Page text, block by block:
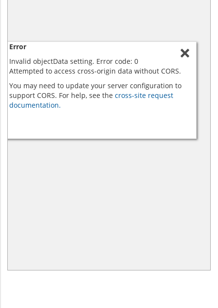
Error
Invalid objectData setting. Error code: 0
Attempted to access cross-origin data without CORS.
You may need to update your server configuration to
support CORS. For help, see the cross-site request
documentation.